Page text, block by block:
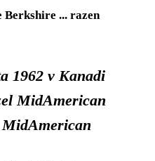
Berkshire ... razen
1962 v Kanadi
MidAmerican